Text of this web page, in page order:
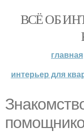
ВСЁ ОБ
главная
интерьер для